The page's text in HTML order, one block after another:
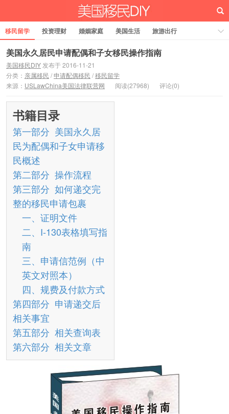
移民留学 投资理财 婚姻家庭 美国生活
旅游出行
法律税务
关于我们
美国永久居民申请配偶和子女移民操作指南
美国移民DIY 发布于 2016-11-21
分类： 亲属移民 /申请配偶移民 /移民留学
来源： USLawChina美国法律联营网 阅读(27968) 评论(0)
书籍目录
第一部分 美国永久居
民为配偶和子女申请移
民概述
第二部分 操作流程
第三部分 如何递交完
整的移民申请包裹
一、证明文件
二、I-130表格填写指
南
三、申请信范例（中
英文对照本）
四、规费及付款方式
第四部分 申请递交后
相关事宜
第五部分 相关查询表
第六部分 相关文章